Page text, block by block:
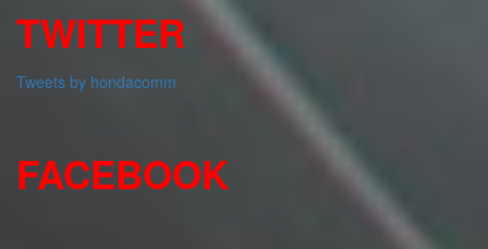
TWITTER
Tweets by hondacomm
FACEBOOK